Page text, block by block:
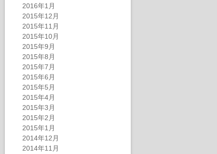
2016年1月
2015年12月
2015年11月
2015年10月
2015年9月
2015年8月
2015年7月
2015年6月
2015年5月
2015年4月
2015年3月
2015年2月
2015年1月
2014年12月
2014年11月